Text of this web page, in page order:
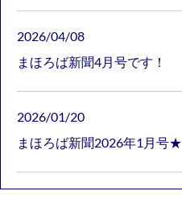
2026/04/08
まほろば新聞4月号です！
2026/01/20
まほろば新聞2026年1月号★